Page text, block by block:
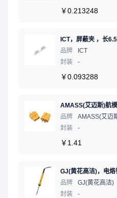
￥0.213248
品牌
ICT
封装
-
￥0.093288
品牌
AMASS(艾迈
封装
-
￥ 1.41
品牌
GJ(黄花高洁)
封装
-